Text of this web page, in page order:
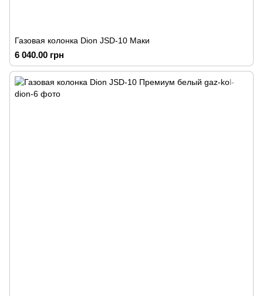
Газовая колонка Dion JSD-10 Маки
6 040.00 грн